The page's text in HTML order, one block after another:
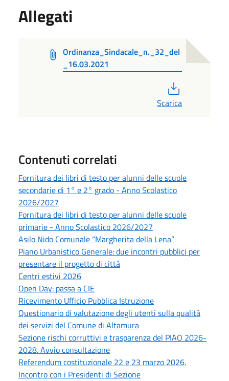
Allegati
Ordinanza_Sindacale_n._32_del
_16.03.2021
Scarica
Contenuti correlati
Fornitura dei libri di testo per alunni delle scuole
secondarie di 1° e 2° grado - Anno Scolastico
2026/2027
Fornitura dei libri di testo per alunni delle scuole
primarie - Anno Scolastico 2026/2027
Asilo Nido Comunale “Margherita della Lena”
Piano Urbanistico Generale: due incontri pubblici per
presentare il progetto di città
Centri estivi 2026
Open Day: passa a CIE
Ricevimento Ufficio Pubblica Istruzione
Questionario di valutazione degli utenti sulla qualità
dei servizi del Comune di Altamura
Sezione rischi corruttivi e trasparenza del PIAO 2026-
2028. Avvio consultazione
Referendum costituzionale 22 e 23 marzo 2026.
Incontro con i Presidenti di Sezione